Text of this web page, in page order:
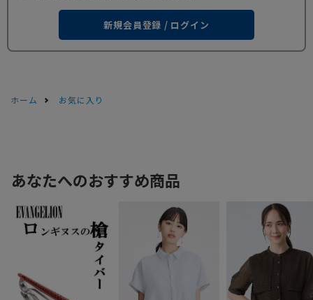
新規会員登録 / ログイン
ホーム お気に入り